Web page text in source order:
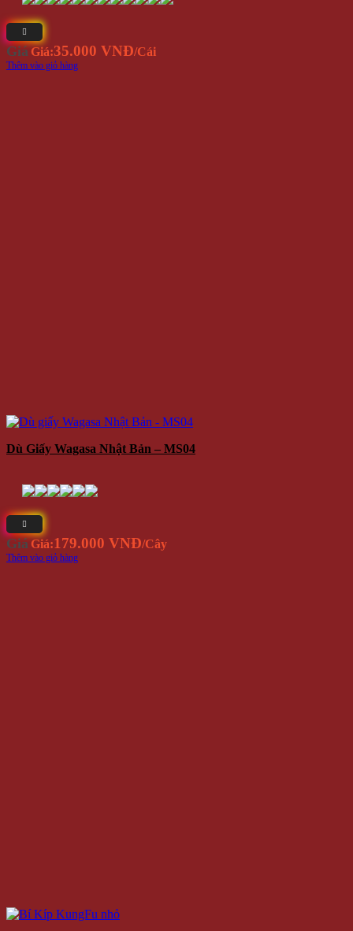
Giá Giá:35.000 VNĐ/Cái
Thêm vào giỏ hàng
Dù Giấy Wagasa Nhật Bản – MS04
Giá Giá:179.000 VNĐ/Cây
Thêm vào giỏ hàng